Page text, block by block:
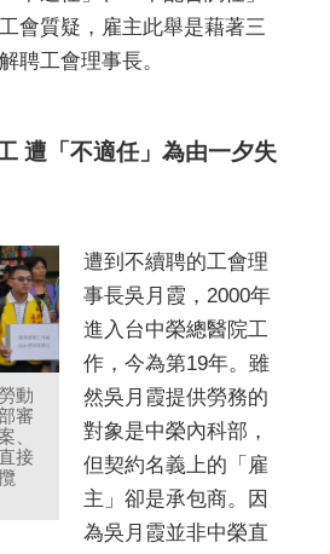
會質疑，雇主此舉是藉著三
聘工會理事長。
遭「不適任」為由一夕失
動
審
、
接
遭到不續聘的工會理
事長吳月霞，2000年
進入台中榮總醫院工
作，今為第19年。雖
然吳月霞提供勞務的
對象是中榮內科部，
但契約名義上的「雇
主」卻是承包商。因
為吳月霞並非中榮直